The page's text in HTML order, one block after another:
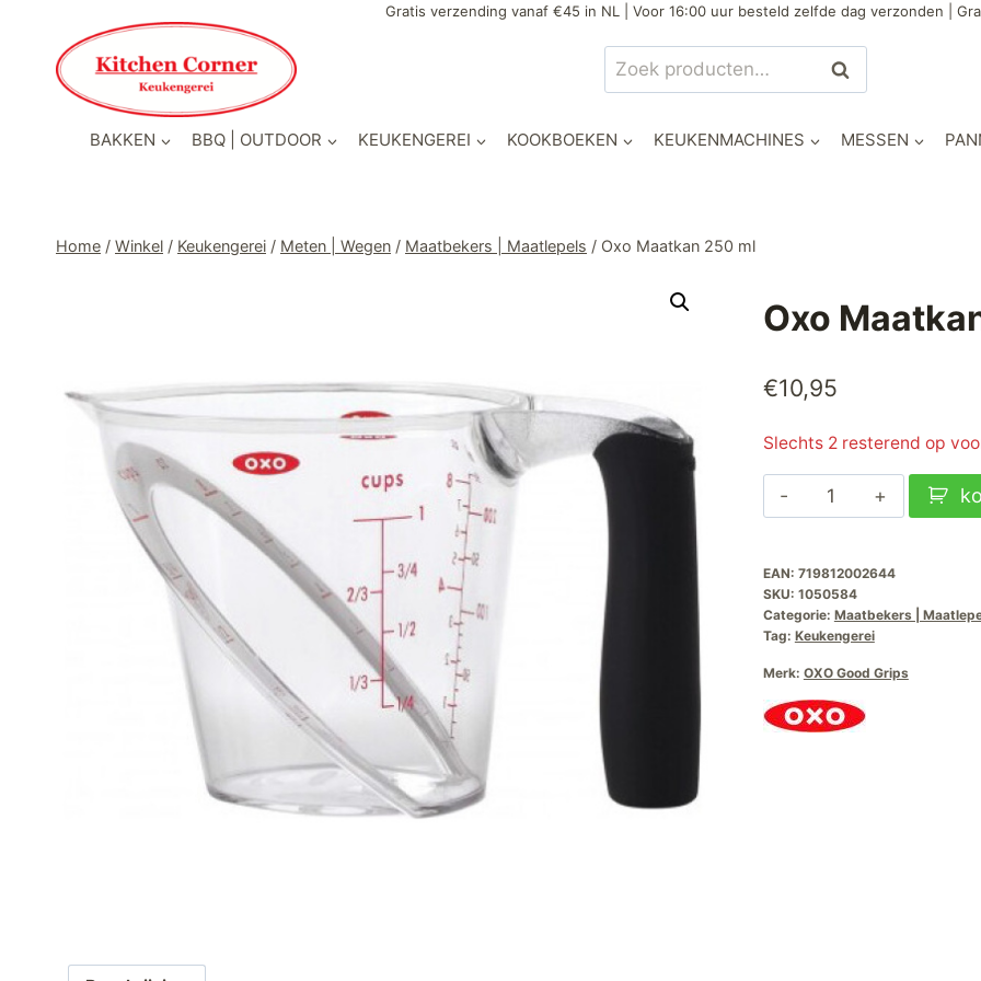
inhoud
Gratis verzending vanaf €45 in NL | Voor 16:00 uur besteld zelfde dag verzonden |
Zoeken
naar:
Zoeken
BAKKEN BBQ | OUTDOOR KEUKENGEREI KOOKBOEKEN KEUKENMACHINES MESSEN
Home / Winkel / Keukengerei / Meten | Wegen / Maatbekers | Maatlepels / Oxo Maatkan 250 ml
Oxo
€10,95
Slechts 2 resterend op
Oxo
Maatkan
ml
aantal
EAN: 719812002644
SKU: 1050584
Categorie: Maatbekers |
Tag: Keukengerei
Merk: OXO Good Grips